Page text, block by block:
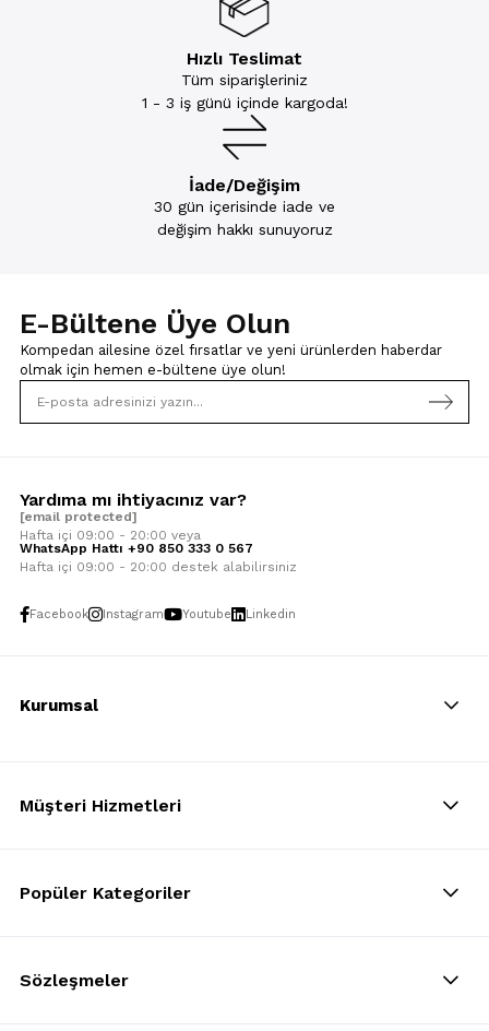
Hızlı Teslimat
Tüm siparişleriniz
1 - 3 iş günü içinde kargoda!
İade/Değişim
30 gün içerisinde iade ve
değişim hakkı sunuyoruz
E-Bültene Üye Olun
Kompedan ailesine özel fırsatlar ve yeni ürünlerden haberdar
olmak için hemen e-bültene üye olun!
Yardıma mı ihtiyacınız var?
[email protected]
Hafta içi 09:00 - 20:00 veya
WhatsApp Hattı +90 850 333 0 567
Hafta içi 09:00 - 20:00 destek alabilirsiniz
Facebook Instagram Youtube Linkedin
Kurumsal
Müşteri Hizmetleri
Popüler Kategoriler
Sözleşmeler